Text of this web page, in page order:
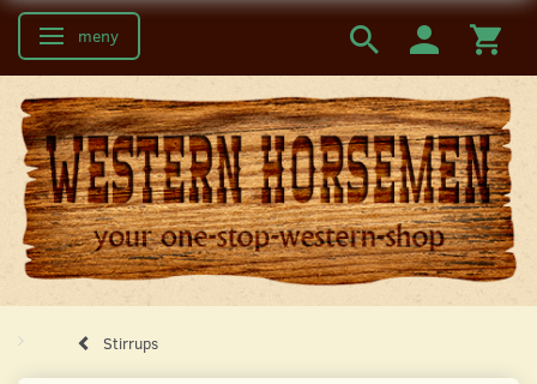
Ändra navigering
meny
Stirrups